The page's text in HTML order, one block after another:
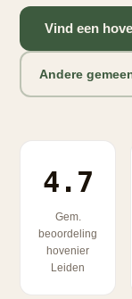
Vind een
Andere
4.7
Gem.
beoordeling
hovenier
Leiden